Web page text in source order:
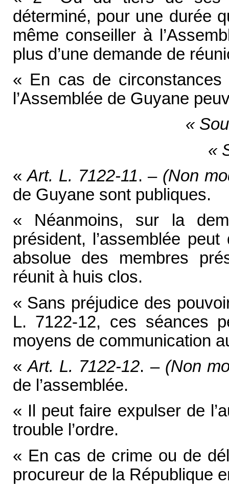
déterminé, pour une durée
même conseiller à
plus d’une demande de
« En cas de circonstances
l’Assemblée de Guyane
«
«
«Art. L. 7122-11. – (Non
de Guyane sont publiques.
« Néanmoins, sur la
président, l’assemblée
absolue des membres
réunit à huis clos.
« Sans préjudice des
L. 7122-12, ces séances
moyens de communication
«Art. L. 7122-12. – (Non
de l’assemblée.
« Il peut faire expulser de
trouble l’ordre.
« En cas de crime ou de
procureur de la République